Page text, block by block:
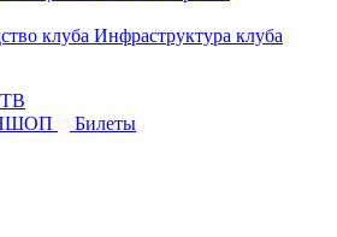
клуба Инфраструктура клуба
Билеты